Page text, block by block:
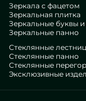
Зеркала с фацетом
Зеркальная плитка
Зеркальные буквы
Зеркальные панно
Стеклянные
Стеклянные панно
Стеклянные
Эксклюзивные